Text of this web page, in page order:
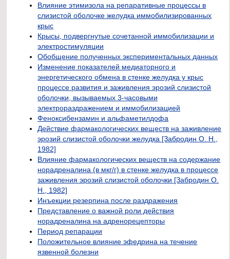
Влияние этимизола на репаративные процессы в
слизистой оболочке желудка иммобилизированных
крыс
Крысы, подвергнутые сочетанной иммобилизации и
электростимуляции
Обобщение полученных экспериментальных данных
Изменение показателей медиаторного и
энергетического обмена в стенке желудка у крыс
процессе развития и заживления эрозий слизистой
оболочки, вызываемых 3-часовыми
электрораздражением и иммобилизацией
Феноксибензамин и альфаметилдофа
Действие фармакологических веществ на заживление
эрозий слизистой оболочки желудка [Забродин О. Н.,
1982]
Влияние фармакологических веществ на содержание
норадреналина (в мкг/г) в стенке желудка в процессе
заживления эрозий слизистой оболочки [Забродин О.
Н., 1982]
Инъекции резерпина после раздражения
Представление о важной роли действия
норадреналина на адренорецепторы
Период репарации
Положительное влияние эфедрина на течение
язвенной болезни